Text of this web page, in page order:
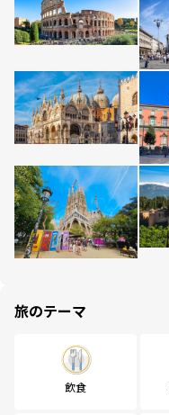
旅のテーマ
飲食